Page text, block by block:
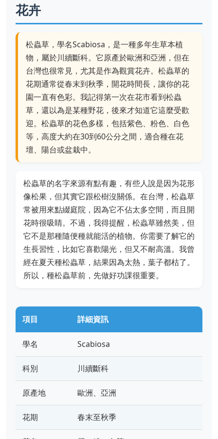
花卉
松蟲草，學名Scabiosa，是一種多年生草本植
物，屬於川續斷科。它原產於歐洲和亞洲，但在
台灣也很常見，尤其是作為觀賞花卉。松蟲草的
花期通常從春末到秋季，開花時間長，讓你的花
園一直有色彩。我記得第一次在花市看到松蟲
草，還以為是某種野花，後來才知道它這麼受歡
迎。松蟲草的花色多樣，包括紫色、粉色、白色
等，高度大約在30到60公分之間，適合種在花
壇、陽台或盆栽中。
松蟲草的名字來源有點有趣，有些人說是因为花形
像松果，但其實它跟松樹沒關係。在台灣，松蟲草
常被用來點綴庭院，因為它不佔太多空間，而且開
花時很吸睛。不過，我得提醒，松蟲草雖然美，但
它不是那種隨便種就能活的植物。你需要了解它的
生長習性，比如它喜歡陽光，但又不耐高溫。我曾
經在夏天種松蟲草，結果因為太熱，葉子都枯了。
所以，種松蟲草前，先做好功課很重要。
項目 詳細資訊
學名 Scabiosa
科別 川續斷科
原產地 歐洲、亞洲
花期 春末至秋季